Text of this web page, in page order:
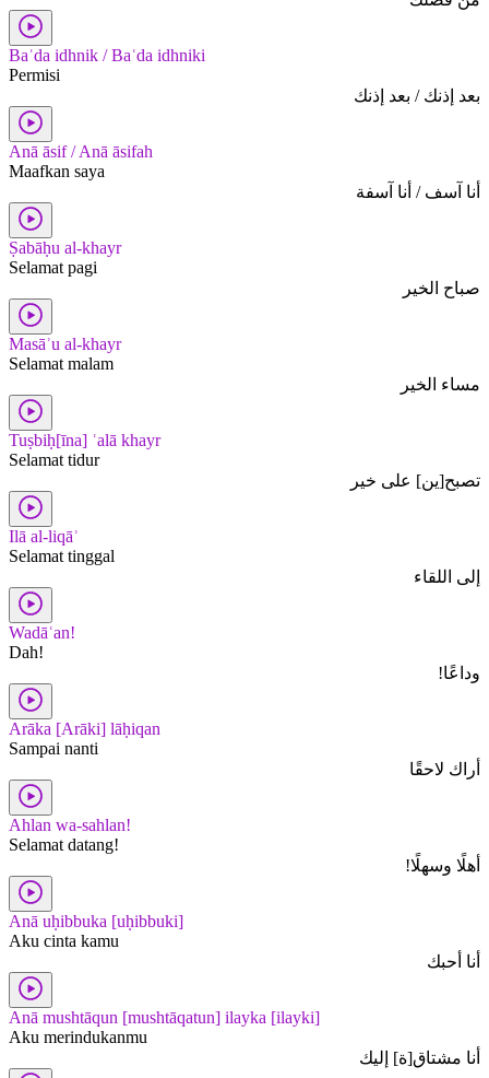
Baʿda idhnik / Baʿda idhniki
Permisi
بعد إذنك / بعد إذنك
Anā āsif / Anā āsifah
Maafkan saya
أنا آسف / أنا آسفة
Ṣabāḥu al-khayr
Selamat pagi
صباح الخير
Masāʾu al-khayr
Selamat malam
مساء الخير
Tuṣbiḥ[īna] ʿalā khayr
Selamat tidur
تصبح[ين] على خير
Ilā al-liqāʾ
Selamat tinggal
إلى اللقاء
Wadāʿan!
Dah!
وداعًا!
Arāka [Arāki] lāḥiqan
Sampai nanti
أراك لاحقًا
Ahlan wa-sahlan!
Selamat datang!
أهلًا وسهلًا!
Anā uḥibbuka [uḥibbuki]
Aku cinta kamu
أنا أحبك
Anā mushtāqun [mushtāqatun] ilayka [ilayki]
Aku merindukanmu
أنا مشتاق[ة] إليك